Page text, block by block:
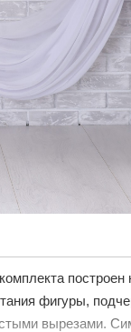
фигуры,
вырезами.